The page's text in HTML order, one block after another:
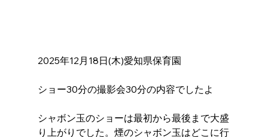
2025年12月18日(木)愛知県保育園
ショー30分の撮影会30分の内容でしたよ
シャボン玉のショーは最初から最後まで大盛
り上がりでした。煙のシャボン玉はどこに行